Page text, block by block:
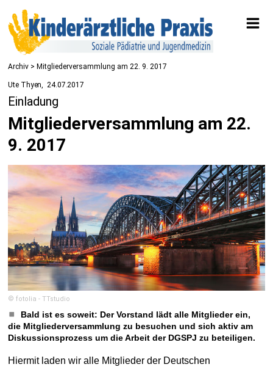
Archiv > Mitgliederversammlung am 22. 9. 2017
Ute Thyen 24.07.2017
Einladung
Mitgliederversammlung am 22.
9. 2017
© fotolia - TTstudio
Bald ist es soweit: Der Vorstand lädt alle Mitglieder ein,
die Mitgliederversammlung zu besuchen und sich aktiv am
Diskussionsprozess um die Arbeit der DGSPJ zu beteiligen.
Hiermit laden wir alle Mitglieder der Deutschen